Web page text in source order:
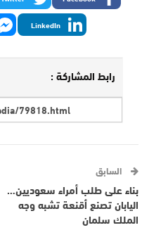
LinkedIn
رابط المشاركة :
السابق
بناء على طلب أمراء سعوديين…
اليابان تصنع أقنعة تشبه وجه
الملك سلمان